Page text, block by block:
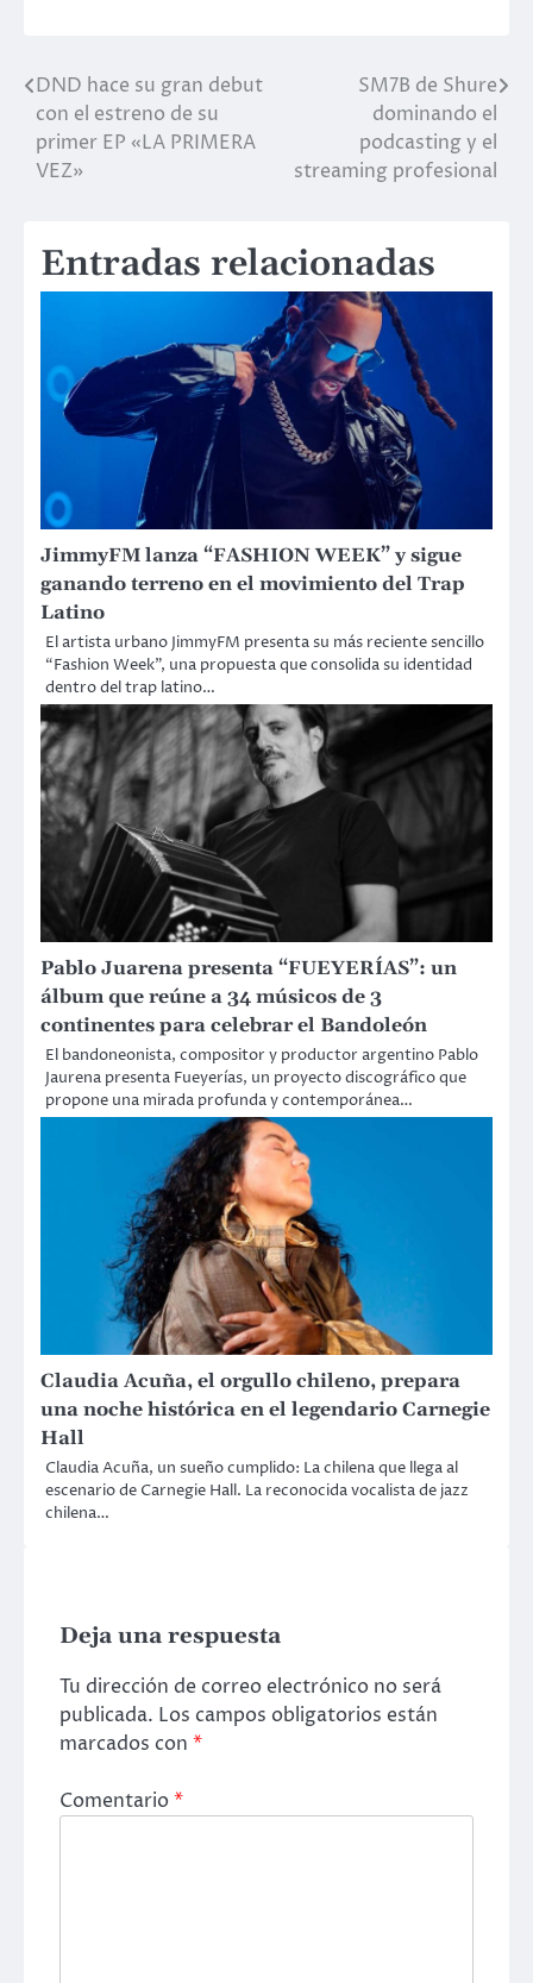
Navegación
de
entradas
DND hace su gran debut
con el estreno de su
primer EP «LA PRIMERA
VEZ»
SM7B de Shure
dominando el
podcasting y el
streaming profesional
Entradas relacionadas
JimmyFM lanza “FASHION WEEK” y sigue
ganando terreno en el movimiento del Trap
Latino
El artista urbano JimmyFM presenta su más reciente sencillo
“Fashion Week”, una propuesta que consolida su identidad
dentro del trap latino…
Pablo Juarena presenta “FUEYERÍAS”: un
álbum que reúne a 34 músicos de 3
continentes para celebrar el Bandoleón
El bandoneonista, compositor y productor argentino Pablo
Jaurena presenta Fueyerías, un proyecto discográfico que
propone una mirada profunda y contemporánea…
Claudia Acuña, el orgullo chileno, prepara
una noche histórica en el legendario Carnegie
Hall
Claudia Acuña, un sueño cumplido: La chilena que llega al
escenario de Carnegie Hall. La reconocida vocalista de jazz
chilena…
Deja una respuesta
Tu dirección de correo electrónico no será
publicada. Los campos obligatorios están
marcados con *
Comentario*